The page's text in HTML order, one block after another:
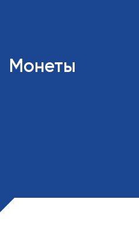
Монеты